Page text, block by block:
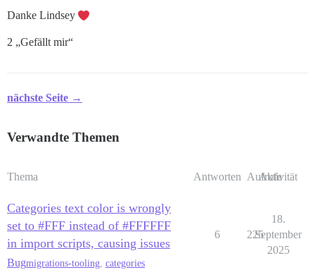
Danke Lindsey
2 „Gefällt mir“
nächste Seite →
Verwandte Themen
Thema Antworten Aufrufe
Aktivität
Categories text color is wrongly
set to #FFF instead of #FFFFFF
in import scripts, causing issues
Bugmigrations-tooling categories
6 225
18.
September
2025